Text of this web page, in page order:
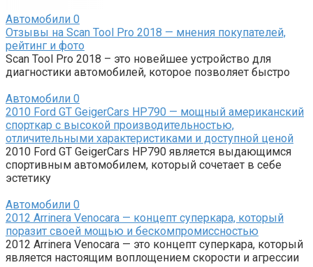
Автомобили 0
Отзывы на Scan Tool Pro 2018 — мнения покупателей,
рейтинг и фото
Scan Tool Pro 2018 – это новейшее устройство для
диагностики автомобилей, которое позволяет быстро
Автомобили 0
2010 Ford GT GeigerCars HP790 — мощный американский
спорткар с высокой производительностью,
отличительными характеристиками и доступной ценой
2010 Ford GT GeigerCars HP790 является выдающимся
спортивным автомобилем, который сочетает в себе
эстетику
Автомобили 0
2012 Arrinera Venocara — концепт суперкара, который
поразит своей мощью и бескомпромиссностью
2012 Arrinera Venocara — это концепт суперкара, который
является настоящим воплощением скорости и агрессии